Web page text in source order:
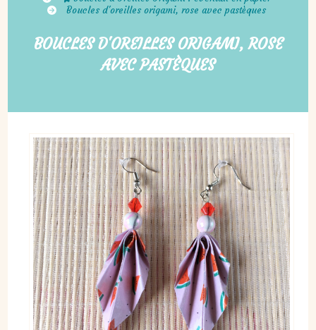
Boucles d'oreilles origami, rose avec pastèques
BOUCLES D'OREILLES ORIGAMI, ROSE
AVEC PASTÈQUES